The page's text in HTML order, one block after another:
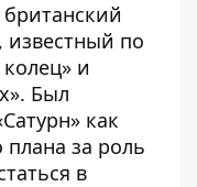
известный по
и
Был
как
за роль
в